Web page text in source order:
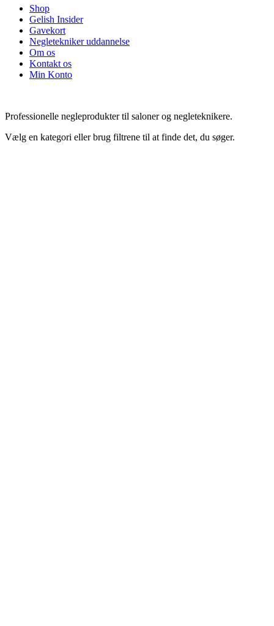
Shop
Gelish Insider
Gavekort
Negletekniker uddannelse
Om os
Kontakt os
Min Konto
Professionelle negleprodukter til saloner og negleteknikere.
Vælg en kategori eller brug filtrene til at finde det, du søger.